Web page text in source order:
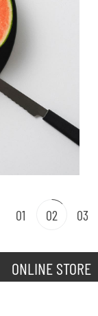
01 02 03
ONLINE STORE